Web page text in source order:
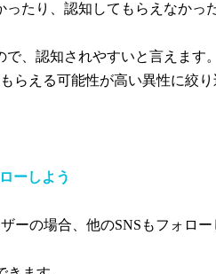
たり、認知してもらえなかっ
、認知されやすいと言えます。
らえる可能性が高い異性に絞り
ーしよう
ーの場合、他のSNSもフォロ